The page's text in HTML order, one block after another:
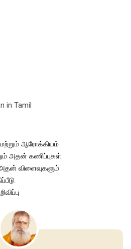
in Tamil
மற்றும் ஆரோக்கியம்
அதன் கணிப்புகள்
விளைவுகளும்